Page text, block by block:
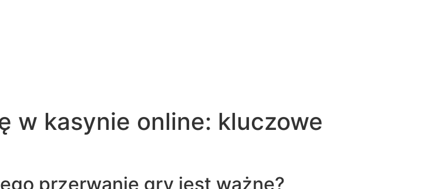
w kasynie online: kluczowe
przerwanie gry jest ważne?